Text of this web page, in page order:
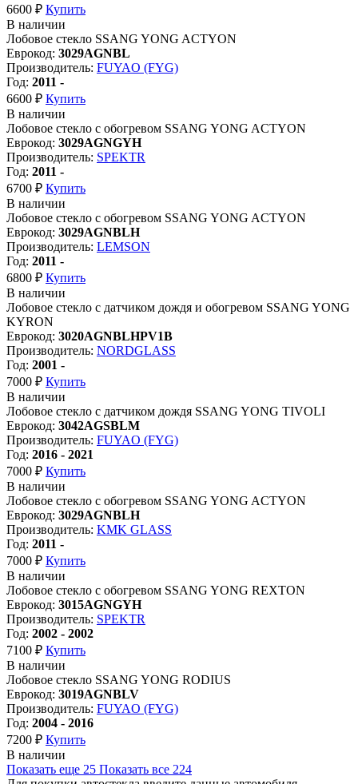
6600 ₽ Купить
В наличии
Лобовое стекло SSANG YONG ACTYON
Еврокод: 3029AGNBL
Производитель: FUYAO (FYG)
Год: 2011 -
6600 ₽ Купить
В наличии
Лобовое стекло с обогревом SSANG YONG ACTYON
Еврокод: 3029AGNGYH
Производитель: SPEKTR
Год: 2011 -
6700 ₽ Купить
В наличии
Лобовое стекло с обогревом SSANG YONG ACTYON
Еврокод: 3029AGNBLH
Производитель: LEMSON
Год: 2011 -
6800 ₽ Купить
В наличии
Лобовое стекло с датчиком дождя и обогревом SSANG YONG
KYRON
Еврокод: 3020AGNBLHPV1B
Производитель: NORDGLASS
Год: 2001 -
7000 ₽ Купить
В наличии
Лобовое стекло с датчиком дождя SSANG YONG TIVOLI
Еврокод: 3042AGSBLM
Производитель: FUYAO (FYG)
Год: 2016 - 2021
7000 ₽ Купить
В наличии
Лобовое стекло с обогревом SSANG YONG ACTYON
Еврокод: 3029AGNBLH
Производитель: KMK GLASS
Год: 2011 -
7000 ₽ Купить
В наличии
Лобовое стекло с обогревом SSANG YONG REXTON
Еврокод: 3015AGNGYH
Производитель: SPEKTR
Год: 2002 - 2002
7100 ₽ Купить
В наличии
Лобовое стекло SSANG YONG RODIUS
Еврокод: 3019AGNBLV
Производитель: FUYAO (FYG)
Год: 2004 - 2016
7200 ₽ Купить
В наличии
Показать еще 25 Показать все 224